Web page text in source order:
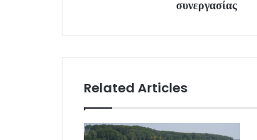
συνεργασίας
Related Articles